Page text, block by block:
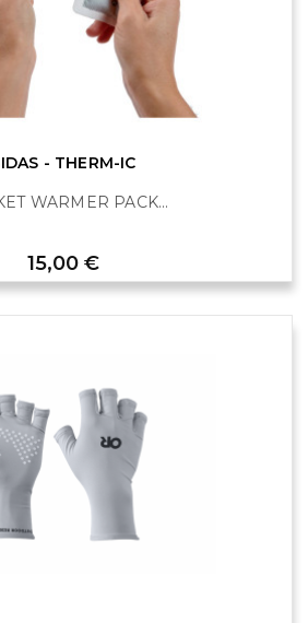
- THERM-IC
WARMER PACK...
Prix
15,00 €